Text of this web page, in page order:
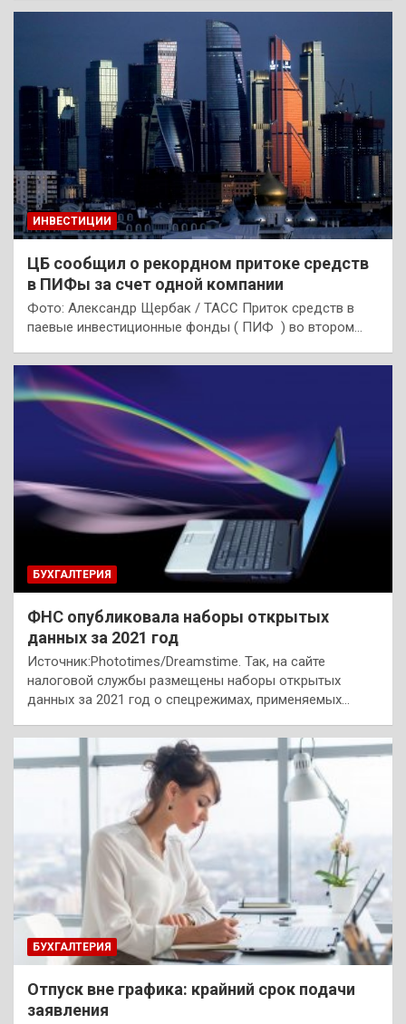
ИНВЕСТИЦИИ
ЦБ сообщил о рекордном притоке средств
в ПИФы за счет одной компании
Фото: Александр Щербак / ТАСС Приток средств в
паевые инвестиционные фонды ( ПИФ ) во втором…
БУХГАЛТЕРИЯ
ФНС опубликовала наборы открытых
данных за 2021 год
Источник:Phototimes/Dreamstime. Так, на сайте
налоговой службы размещены наборы открытых
данных за 2021 год о спецрежимах, применяемых…
БУХГАЛТЕРИЯ
Отпуск вне графика: крайний срок подачи
заявления